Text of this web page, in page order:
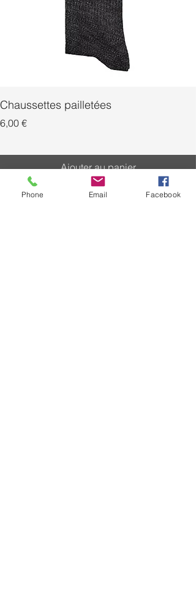
Chaussettes pailletées
Prix
6,00 €
Ajouter au panier
Phone Email Facebook